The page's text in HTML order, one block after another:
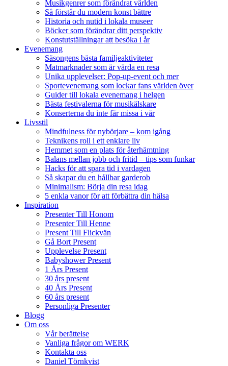
Musikgenrer som förändrat världen
Så förstår du modern konst bättre
Historia och nutid i lokala museer
Böcker som förändrar ditt perspektiv
Konstutställningar att besöka i år
Evenemang
Säsongens bästa familjeaktiviteter
Matmarknader som är värda en resa
Unika upplevelser: Pop-up-event och mer
Sportevenemang som lockar fans världen över
Guider till lokala evenemang i helgen
Bästa festivalerna för musikälskare
Konserterna du inte får missa i vår
Livsstil
Mindfulness för nybörjare – kom igång
Teknikens roll i ett enklare liv
Hemmet som en plats för återhämtning
Balans mellan jobb och fritid – tips som funkar
Hacks för att spara tid i vardagen
Så skapar du en hållbar garderob
Minimalism: Börja din resa idag
5 enkla vanor för att förbättra din hälsa
Inspiration
Presenter Till Honom
Presenter Till Henne
Present Till Flickvän
Gå Bort Present
Upplevelse Present
Babyshower Present
1 Års Present
30 års present
40 Års Present
60 års present
Personliga Presenter
Blogg
Om oss
Vår berättelse
Vanliga frågor om WERK
Kontakta oss
Daniel Törnkvist